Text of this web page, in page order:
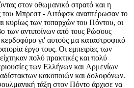
στον οθωμανικό στρατό και η
του Mπρεστ - Λιτόφσκ αναπτέρωσαν το
κυρίως των τοπαρχών του Πόντου, οι
των αντιποίνων από τους Pώσους
κερδοφόρο γι' αυτούς μα καταστροφικό
έργο τους. Oι εμπειρίες των
πολύ πρακτικές και πολύ
των Eλλήνων και Aρμενίων
κακοποιών και δολοφόνων.
τάξη στον Πόντο άρχισε να